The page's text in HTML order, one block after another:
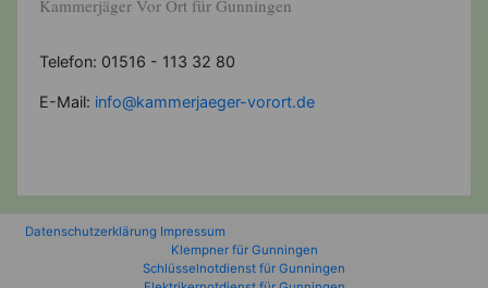
Kammerjäger Vor Ort für Gunningen
Telefon: 01516 - 113 32 80
E-Mail: info@kammerjaeger-vorort.de
Datenschutzerklärung Impressum
Klempner für Gunningen
Schlüsselnotdienst für Gunningen